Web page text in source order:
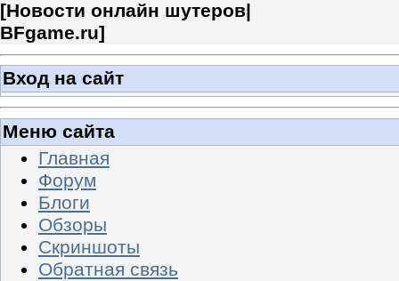
[Новости онлайн шутеров|
BFgame.ru]
Вход на сайт
Меню сайта
Главная
Форум
Блоги
Обзоры
Скриншоты
Обратная связь